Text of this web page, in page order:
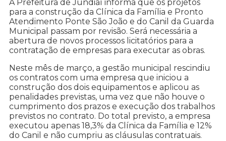
A Prefeitura de Jundiaí informa que os projetos
para a construção da Clínica da Família e Pronto
Atendimento Ponte São João e do Canil da Guarda
Municipal passam por revisão. Será necessária a
abertura de novos processos licitatórios para a
contratação de empresas para executar as obras.
Neste mês de março, a gestão municipal rescindiu
os contratos com uma empresa que iniciou a
construção dos dois equipamentos e aplicou as
penalidades previstas, uma vez que não houve o
cumprimento dos prazos e execução dos trabalhos
previstos no contrato. Do total previsto, a empresa
executou apenas 18,3% da Clínica da Família e 12%
do Canil e não cumpriu as cláusulas contratuais.